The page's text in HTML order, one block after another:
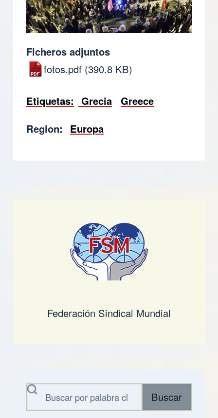
Ficheros adjuntos
fotos.pdf (390.8 KB)
Etiquetas Grecia
Greece
Region
Europa
Federación Sindical Mundial
Buscar